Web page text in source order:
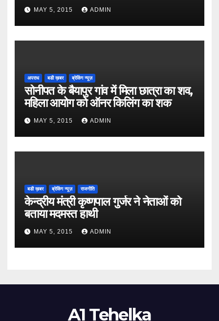
MAY 5, 2015 ADMIN
अपराध बडी ख़बर ब्रेकिंग न्यूज़
सोनीपत के बैयापुर गांव में मिला छात्रा का शव,
महिला आयोग को ऑनर किलिंग का शक
MAY 5, 2015 ADMIN
बडी ख़बर ब्रेकिंग न्यूज़ राजनीति
केन्द्रीय मंत्री कृष्णपाल गुर्जर ने नेताओं को
बताया मदमस्त हाथी
MAY 5, 2015 ADMIN
A1 Tehelka